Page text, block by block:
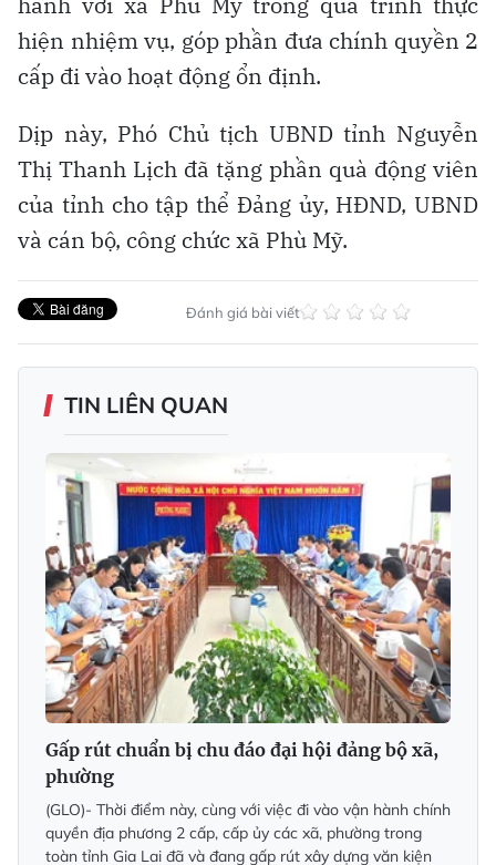
hiện nhiệm vụ, góp phần đưa chính quyền 2
cấp đi vào hoạt động ổn định.
Dịp này, Phó Chủ tịch UBND tỉnh Nguyễn
Thị Thanh Lịch đã tặng phần quà động viên
của tỉnh cho tập thể Đảng ủy, HĐND, UBND
và cán bộ, công chức xã Phù Mỹ.
Đánh giá bài viết
TIN LIÊN QUAN
Gấp rút chuẩn bị chu đáo đại hội đảng bộ xã,
phường
(GLO)- Thời điểm này, cùng với việc đi vào vận hành chính
quyền địa phương 2 cấp, cấp ủy các xã, phường trong
toàn tỉnh Gia Lai đã và đang gấp rút xây dựng văn kiện